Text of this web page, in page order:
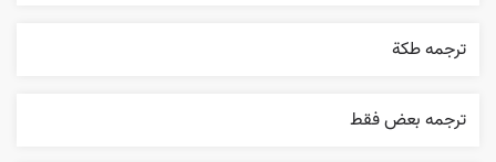
ترجمه طکة
ترجمه بعض فقط